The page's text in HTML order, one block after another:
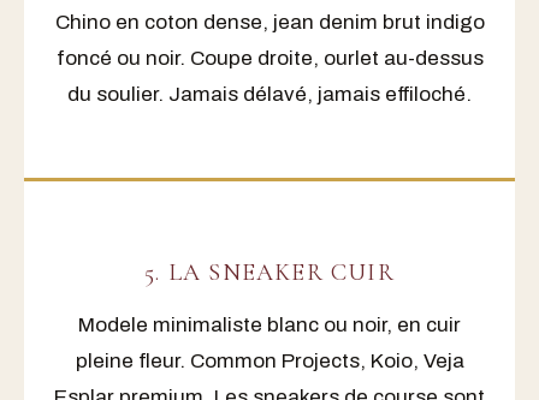
Chino en coton dense, jean denim brut indigo
foncé ou noir. Coupe droite, ourlet au-dessus
du soulier. Jamais délavé, jamais effiloché.
5. LA SNEAKER CUIR
Modele minimaliste blanc ou noir, en cuir
pleine fleur. Common Projects, Koio, Veja